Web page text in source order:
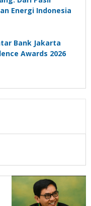
Energi Indonesia
Bank Jakarta
Awards 2026